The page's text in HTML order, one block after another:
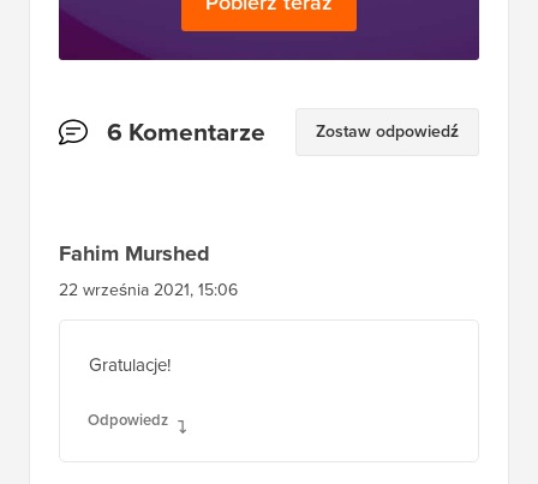
Interakcje
6 Komentarze Zostaw odpowiedź
Fahim Murshed
22 września 2021, 15:06
Gratulacje!
Odpowiedz